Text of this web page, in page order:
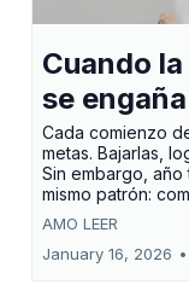
Cuando
se
Cada comienzo
metas. Bajarlas,
Sin embargo, año
mismo patrón:
AMO LEER
January 16, 2026 •